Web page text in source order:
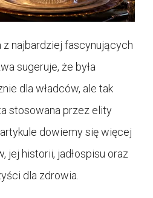
najbardziej fascynujących
sugeruje, że była
dla władców, ale tak
stosowana przez elity
dowiemy się więcej
jej historii, jadłospisu oraz
dla zdrowia.